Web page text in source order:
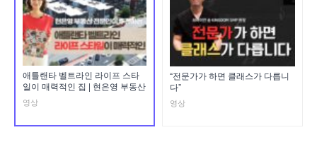
애틀랜타 벨트라인 라이프 스타
일이 매력적인 집 | 현은영 부동산
영상
“전문가가 하면 클래스가 다릅니
다”
영상